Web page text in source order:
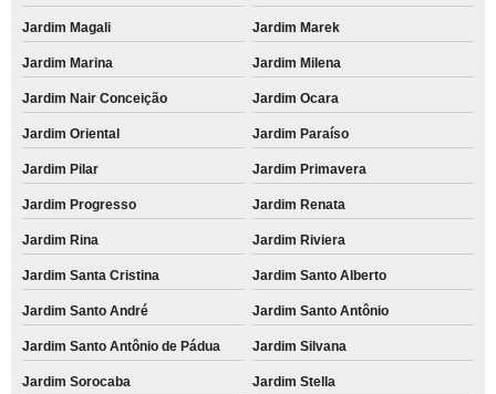
Jardim Magali Jardim Marek
Jardim Marina Jardim Milena
Jardim Nair Conceição Jardim Ocara
Jardim Oriental Jardim Paraíso
Jardim Pilar Jardim Primavera
Jardim Progresso Jardim Renata
Jardim Rina Jardim Riviera
Jardim Santa Cristina Jardim Santo Alberto
Jardim Santo André Jardim Santo Antônio
Jardim Santo Antônio de Pádua Jardim Silvana
Jardim Sorocaba Jardim Stella